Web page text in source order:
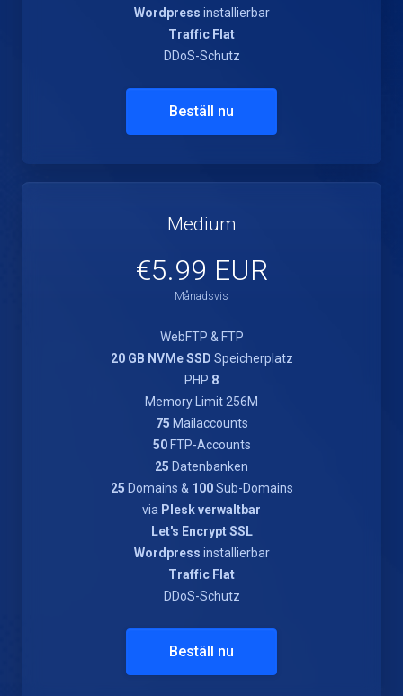
Wordpress installierbar
Traffic Flat
DDoS-Schutz
Beställ nu
Medium
€5.99 EUR
Månadsvis
WebFTP & FTP
20 GB NVMe SSD Speicherplatz
PHP 8
Memory Limit 256M
75 Mailaccounts
50FTP-Accounts
25 Datenbanken
25 Domains & 100Sub-Domains
via Plesk verwaltbar
Let's Encrypt SSL
Wordpress installierbar
Traffic Flat
DDoS-Schutz
Beställ nu